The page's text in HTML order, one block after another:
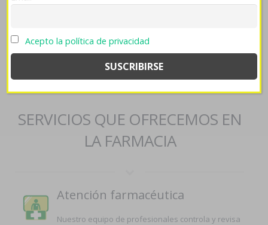
rozex rosiced pillole->https://farmaciapilarica.es/pilaricameds-
->
https://farmacias.afilco.com/index.php/fafilco-sildenafil-without-a-
comprar sertralina genérico->
SERVICIOS QUE OFRECEMOS EN
LA FARMACIA
Atención farmacéutica
Nuestro equipo de profesionales controla y revisa
Acepto la política de privacidad